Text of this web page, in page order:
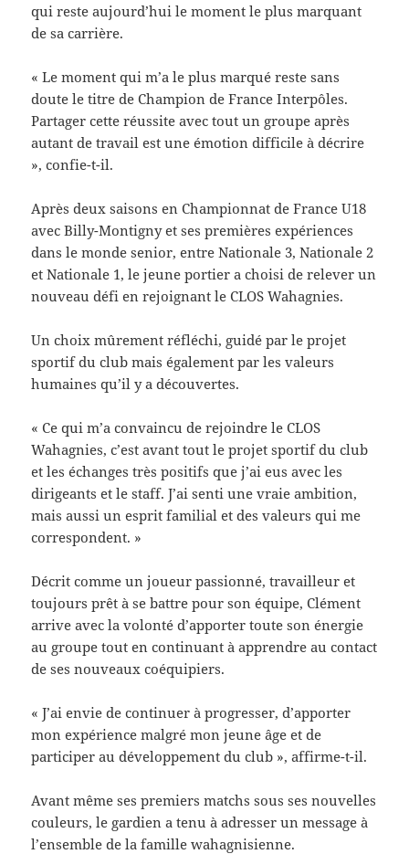
qui reste aujourd’hui le moment le plus marquant
de sa carrière.
« Le moment qui m’a le plus marqué reste sans
doute le titre de Champion de France Interpôles.
Partager cette réussite avec tout un groupe après
autant de travail est une émotion difficile à décrire
», confie-t-il.
Après deux saisons en Championnat de France U18
avec Billy-Montigny et ses premières expériences
dans le monde senior, entre Nationale 3, Nationale 2
et Nationale 1, le jeune portier a choisi de relever un
nouveau défi en rejoignant le CLOS Wahagnies.
Un choix mûrement réfléchi, guidé par le projet
sportif du club mais également par les valeurs
humaines qu’il y a découvertes.
« Ce qui m’a convaincu de rejoindre le CLOS
Wahagnies, c’est avant tout le projet sportif du club
et les échanges très positifs que j’ai eus avec les
dirigeants et le staff. J’ai senti une vraie ambition,
mais aussi un esprit familial et des valeurs qui me
correspondent. »
Décrit comme un joueur passionné, travailleur et
toujours prêt à se battre pour son équipe, Clément
arrive avec la volonté d’apporter toute son énergie
au groupe tout en continuant à apprendre au contact
de ses nouveaux coéquipiers.
« J’ai envie de continuer à progresser, d’apporter
mon expérience malgré mon jeune âge et de
participer au développement du club », affirme-t-il.
Avant même ses premiers matchs sous ses nouvelles
couleurs, le gardien a tenu à adresser un message à
l’ensemble de la famille wahagnisienne.